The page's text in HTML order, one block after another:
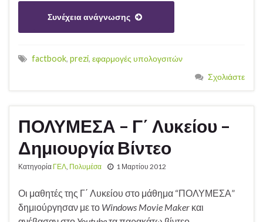
Συνέχεια ανάγνωσης
factbook, prezi, εφαρμογές υπολογσιτών
Σχολιάστε
ΠΟΛΥΜΕΣΑ – Γ΄ Λυκείου –
Δημιουργία Βίντεο
Κατηγορία ΓΕΛ Πολυμέσα 1 Μαρτίου 2012
Οι μαθητές της Γ΄ Λυκείου στο μάθημα “ΠΟΛΥΜΕΣΑ”
δημιούργησαν με το Windows Movie Maker και